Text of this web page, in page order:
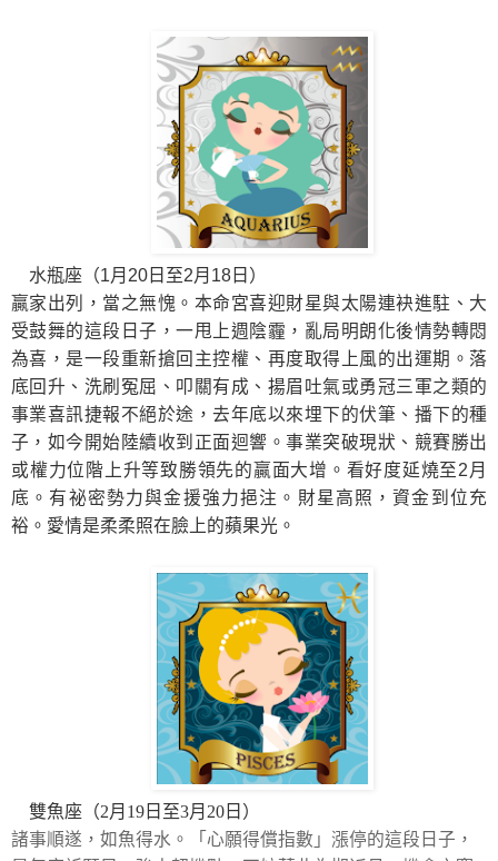
水瓶座（1月20日至2月18日）
贏家出列，當之無愧。本命宮喜迎財星與太陽連袂進駐、大
受鼓舞的這段日子，一甩上週陰霾，亂局明朗化後情勢轉悶
為喜，是一段重新搶回主控權、再度取得上風的出運期。落
底回升、洗刷冤屈、叩關有成、揚眉吐氣或勇冠三軍之類的
事業喜訊捷報不絕於途，去年底以來埋下的伏筆、播下的種
子，如今開始陸續收到正面迴響。事業突破現狀、競賽勝出
或權力位階上升等致勝領先的贏面大增。看好度延燒至2月
底。有祕密勢力與金援強力挹注。財星高照，資金到位充
裕。愛情是柔柔照在臉上的蘋果光。
雙魚座（2月19日至3月20日）
諸事順遂，如魚得水。「心願得償指數」漲停的這段日子，